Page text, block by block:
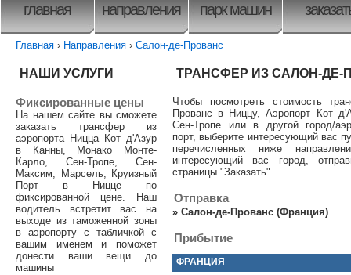
главная направления парк машин
Главная › Направления › Салон-де-Прованс
ТРАНСФЕР ИЗ САЛОН-ДЕ-
Чтобы посмотреть стоимость
Прованс в Ниццу, Аэропорт Кот
Сен-Тропе или в другой город/
порт, выберите интересующий вас
перечисленных ниже
интересующий вас город,
страницы "Заказать".
Отправка
» Салон-де-Прованс (Франция)
Прибытие
ФРАНЦИЯ
НАШИ УСЛУГИ
Фиксированные цены
На нашем сайте вы сможете
заказать трансфер из
аэропорта Ницца Кот д'Азур
в Канны, Монако Монте-
Карло, Сен-Тропе, Сен-
Максим, Марсель, Круизный
Порт в Ницце по
фиксированной цене. Наш
водитель встретит вас на
выходе из таможенной зоны
в аэропорту с табличкой с
вашим именем и поможет
донести ваши вещи до
машины